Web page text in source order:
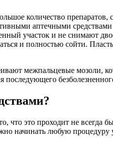
количество
аптечными
участок и не снимают
и полностью сойти.
межпальцевые мозоли,
последующего
это проходит не всегда
начинать любую процедуру